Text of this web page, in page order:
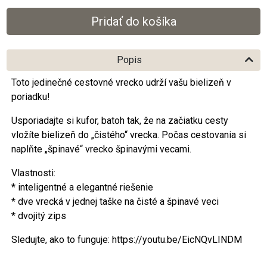
Popis
Toto jedinečné cestovné vrecko udrží vašu bielizeň v
poriadku!
Usporiadajte si kufor, batoh tak, že na začiatku cesty
vložíte bielizeň do „čistého“ vrecka. Počas cestovania si
naplňte „špinavé“ vrecko špinavými vecami.
Vlastnosti:
* inteligentné a elegantné riešenie
* dve vrecká v jednej taške na čisté a špinavé veci
* dvojitý zips
Sledujte, ako to funguje: https://youtu.be/EicNQvLINDM